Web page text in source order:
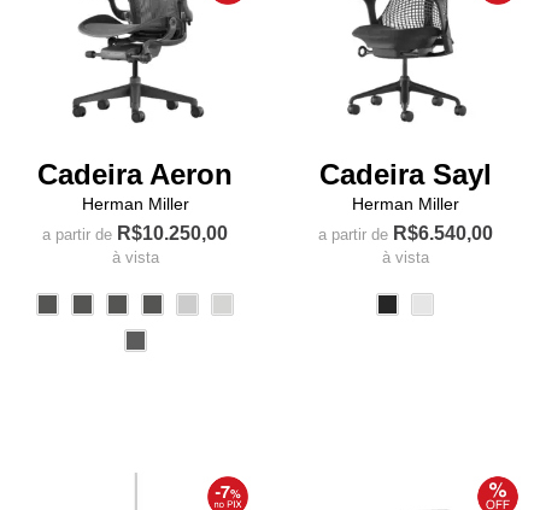
Cadeira Aeron
Herman Miller
a partir de R$10.250,00
à vista
Este
produto
tem
Cadeira Sayl
Herman Miller
a partir de R$6.540,00
à vista
Este
produto